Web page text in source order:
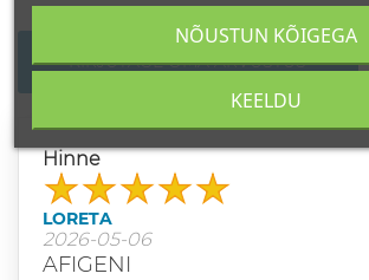
KIRJUTAGE OMA ARVUSTUS
Hinne
LORETA
2026-05-06
AFIGENI
KEELDU
NÕUSTUN KÕIGEGA